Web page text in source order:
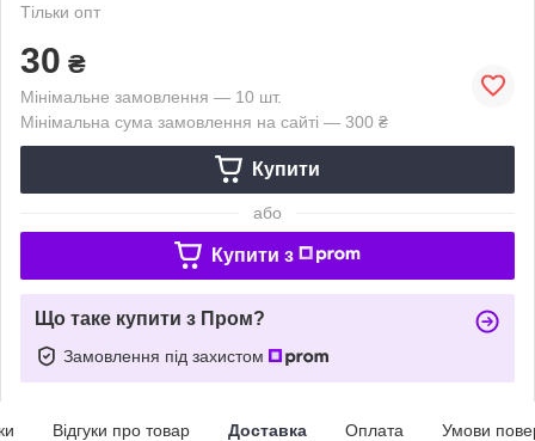
Тільки опт
30 ₴
Мінімальне замовлення — 10 шт.
Мінімальна сума замовлення на сайті — 300 ₴
Купити
або
Купити з
Що таке купити з Пром?
Замовлення під захистом
Відгуки про товар Доставка Оплата Умови